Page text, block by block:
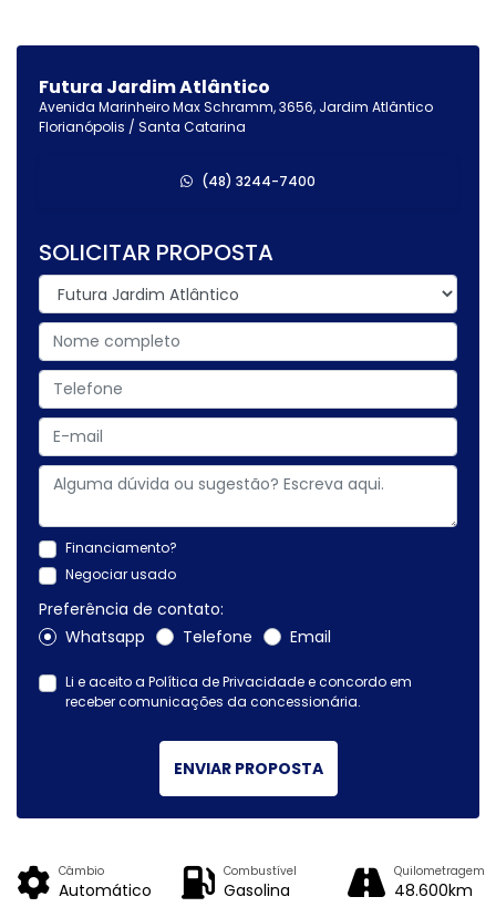
Futura Jardim Atlântico
Avenida Marinheiro Max Schramm, 3656, Jardim Atlântico
Florianópolis / Santa Catarina
(48) 3244-7400
SOLICITAR PROPOSTA
Financiamento?
Negociar usado
Preferência de contato:
Whatsapp
Telefone Email
Li e aceito a Política de Privacidadee concordo em
receber comunicações da concessionária.
ENVIAR PROPOSTA
Câmbio
Automático
Combustível
Gasolina
Quilometragem
48.600km